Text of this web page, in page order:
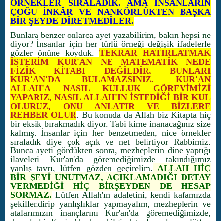
ÖRNEKLER SIRALADIK. AMA İNSANLARIN
ÇOĞU İNKÂR VE NANKÖRLÜKTEN BAŞKA
BİR ŞEYDE DİRETMEDİLER.
Bunlara benzer onlarca ayet yazabilirim, bakın hepsi ne
diyor? İnsanlar için her türlü örneği değişik ifadelerle
gözler önüne koyduk.TEKRAR HATIRLATMAK
İSTERİM KUR'AN NE MATEMATİK NEDE
FİZİK KİTABI DEĞİLDİR, BUNLARI
KUR'AN'DA BULAMAZSINIZ. KUR'AN
ALLAH'A NASIL KULLUK GÖREVİMİZİ
YAPARIZ, NASIL ALLAH'IN İSTEDİĞİ BİR KUL
OLURUZ, ONU ANLATIR VE BİZLERE
REHBER OLUR. Bu konuda da Allah biz Kitapta hiç
bir eksik bırakmadık diyor. Tabi kime inanacağınız size
kalmış. İnsanlar için her benzetmeden, nice örnekler
sıraladık diye çok açık ve net belirtiyor Rabbimiz.
Bunca ayeti gördükten sonra, mezheplerin dine yaptığı
ilaveleri Kur'an'da göremediğimizde takındığımız
yanlış tavrı, lütfen gözden geçirelim. ALLAH HİÇ
BİR ŞEYİ UNUTMAZ, AÇIKLAMADIĞI DETAY
VERMEDİĞİ HİÇ BİRŞEYDEN DE HESAP
SORMAZ. Lütfen Allah'ın adaletini, kendi kafamızda
şekillendirip yanlışlıklar yapmayalım, mezheplerin ve
atalarımızın inançlarını Kur'an'da göremediğimizde,